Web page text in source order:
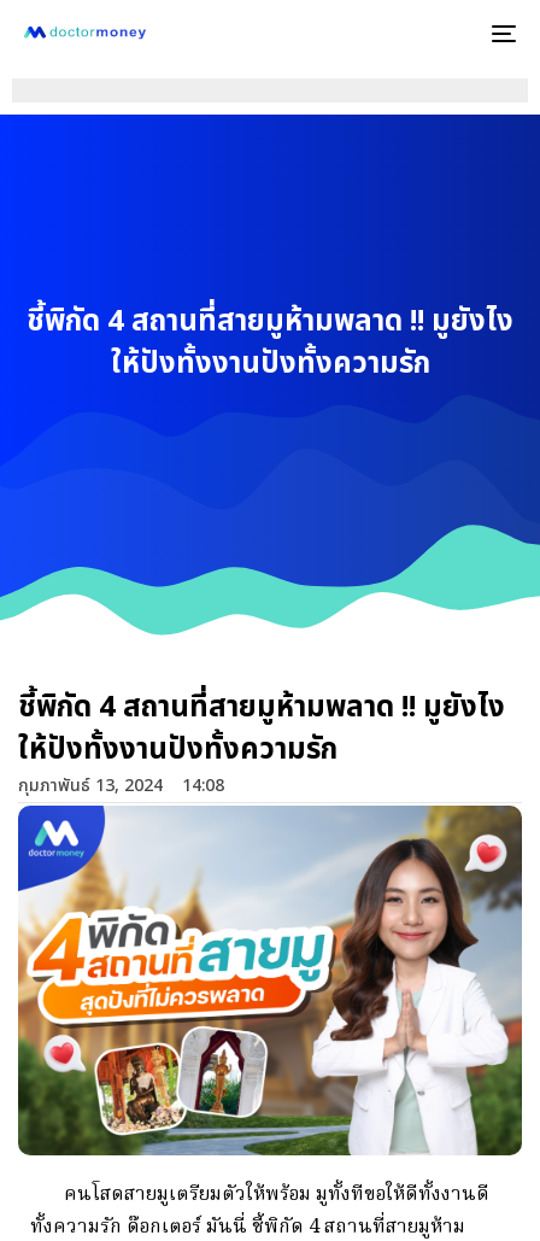
ชี้พิกัด 4 สถานที่สายมูห้ามพลาด !! มูยังไง
ให้ปังทั้งงานปังทั้งความรัก
ชี้พิกัด 4 สถานที่สายมูห้ามพลาด !! มูยังไง
ให้ปังทั้งงานปังทั้งความรัก
กุมภาพันธ์ 13, 2024 14:08
คนโสดสายมูเตรียมตัวให้พร้อม มูทั้งทีขอให้ดีทั้งงานดี
ทั้งความรัก ด๊อกเตอร์ มันนี่ ชี้พิกัด 4 สถานที่สายมูห้าม